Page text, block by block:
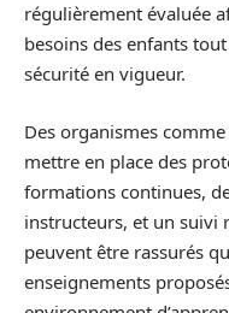
régulièrement évaluée
besoins des enfants
sécurité en vigueur.
Des organismes
mettre en place des
formations continues,
instructeurs, et un suivi
peuvent être rassurés
enseignements